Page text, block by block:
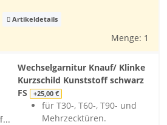
Artikeldetails
Menge: 1
Wechselgarnitur Knauf/ Klinke
Kurzschild Kunststoff schwarz
FS +25,00 €
für T30-, T60-, T90- und
Mehrzecktüren.